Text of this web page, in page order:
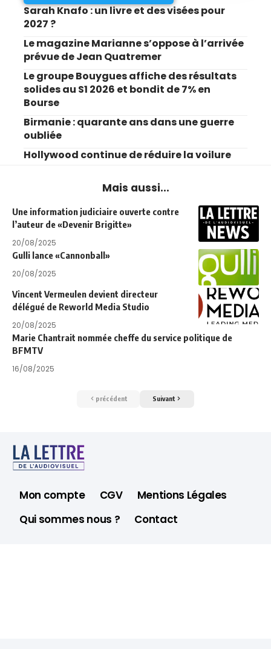
Sarah Knafo : un livre et des visées pour
2027 ?
Le magazine Marianne s’oppose à l’arrivée
prévue de Jean Quatremer
Le groupe Bouygues affiche des résultats
solides au S1 2026 et bondit de 7% en
Bourse
Birmanie : quarante ans dans une guerre
oubliée
Hollywood continue de réduire la voilure
Mais aussi...
Une information judiciaire ouverte contre
l’auteur de «Devenir Brigitte»
20/08/2025
Gulli lance «Cannonball»
20/08/2025
Vincent Vermeulen devient directeur
délégué de Reworld Media Studio
20/08/2025
Marie Chantrait nommée cheffe du service politique de
BFMTV
16/08/2025
précédent Suivant
Mon compte CGV
Mentions Légales
Qui sommes nous ?
Contact